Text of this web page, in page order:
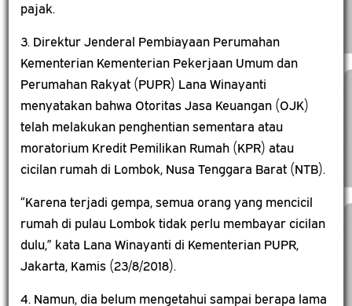
pajak.
3. Direktur Jenderal Pembiayaan Perumahan
Kementerian Kementerian Pekerjaan Umum dan
Perumahan Rakyat (PUPR) Lana Winayanti
menyatakan bahwa Otoritas Jasa Keuangan (OJK)
telah melakukan penghentian sementara atau
moratorium Kredit Pemilikan Rumah (KPR) atau
cicilan rumah di Lombok, Nusa Tenggara Barat (NTB).
“Karena terjadi gempa, semua orang yang mencicil
rumah di pulau Lombok tidak perlu membayar cicilan
dulu,” kata Lana Winayanti di Kementerian PUPR,
Jakarta, Kamis (23/8/2018).
4. Namun, dia belum mengetahui sampai berapa lama